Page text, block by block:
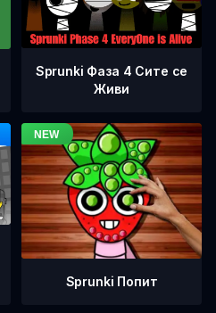
Sprunki Фаза 4 Сите се
Живи
Sprunki Попит